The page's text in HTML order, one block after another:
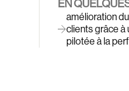
EN
amélioration
clients grâce à
pilotée à la